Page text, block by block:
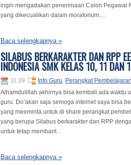
ingin mengadakan penerimaan Calon Pegawai
yang dikecualikan dalam moratorium....
Baca selengkapnya »
SILABUS BERKARAKTER DAN RPP
INDONESIA SMK KELAS 10, 11 DAN
11:39 Info Guru, Perangkat
Alhamdulillah akhirnya bisa kembali ada waktu
guru. Do’akan saja semoga internet saya bisa
yang meeminta untuk di share perangkat
yang berupa Silabus berkarakter dan RPP
untuk tetap membant...
Baca selengkapnya »